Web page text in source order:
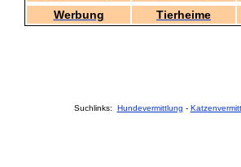
Werbung
Tierheime
Suchlinks: Hundevermittlung -